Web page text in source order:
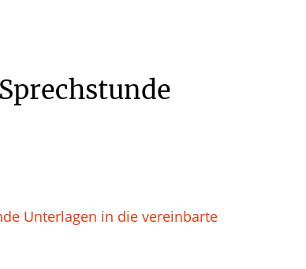
Unterlagen in die vereinbarte